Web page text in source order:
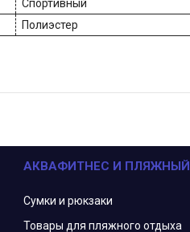
Спортивный
Полиэстер
АКВАФИТНЕС И
Сумки и рюкзаки
Товары для пляжного отдыха